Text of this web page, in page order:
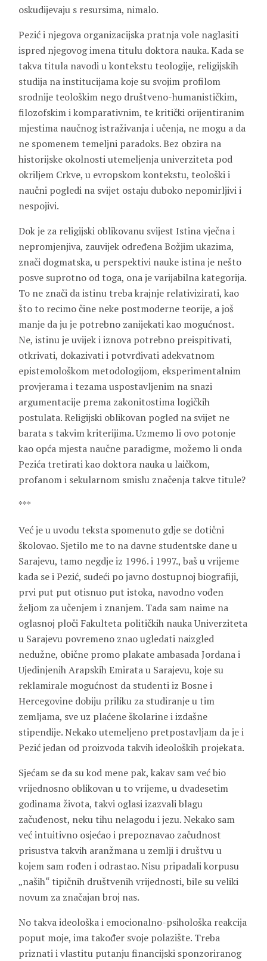
oskudijevaju s resursima, nimalo.
Pezić i njegova organizacijska pratnja vole naglasiti
ispred njegovog imena titulu doktora nauka. Kada se
takva titula navodi u kontekstu teologije, religijskih
studija na institucijama koje su svojim profilom
srodnije teološkim nego društveno-humanističkim,
filozofskim i komparativnim, te kritički orijentiranim
mjestima naučnog istraživanja i učenja, ne mogu a da
ne spomenem temeljni paradoks. Bez obzira na
historijske okolnosti utemeljenja univerziteta pod
okriljem Crkve, u evropskom kontekstu, teološki i
naučni pogledi na svijet ostaju duboko nepomirljivi i
nespojivi.
Dok je za religijski oblikovanu svijest Istina vječna i
nepromjenjiva, zauvijek određena Božjim ukazima,
znači dogmatska, u perspektivi nauke istina je nešto
posve suprotno od toga, ona je varijabilna kategorija.
To ne znači da istinu treba krajnje relativizirati, kao
što to recimo čine neke postmoderne teorije, a još
manje da ju je potrebno zanijekati kao mogućnost.
Ne, istinu je uvijek i iznova potrebno preispitivati,
otkrivati, dokazivati i potvrđivati adekvatnom
epistemološkom metodologijom, eksperimentalnim
provjerama i tezama uspostavljenim na snazi
argumentacije prema zakonitostima logičkih
postulata. Religijski oblikovan pogled na svijet ne
barata s takvim kriterijima. Uzmemo li ovo potonje
kao opća mjesta naučne paradigme, možemo li onda
Pezića tretirati kao doktora nauka u laičkom,
profanom i sekularnom smislu značenja takve titule?
***
Već je u uvodu teksta spomenuto gdje se dotični
školovao. Sjetilo me to na davne studentske dane u
Sarajevu, tamo negdje iz 1996. i 1997., baš u vrijeme
kada se i Pezić, sudeći po javno dostupnoj biografiji,
prvi put put otisnuo put istoka, navodno vođen
željom za učenjem i znanjem. Tada sam naime na
oglasnoj ploči Fakulteta političkih nauka Univerziteta
u Sarajevu povremeno znao ugledati naizgled
nedužne, obične promo plakate ambasada Jordana i
Ujedinjenih Arapskih Emirata u Sarajevu, koje su
reklamirale mogućnost da studenti iz Bosne i
Hercegovine dobiju priliku za studiranje u tim
zemljama, sve uz plaćene školarine i izdašne
stipendije. Nekako utemeljeno pretpostavljam da je i
Pezić jedan od proizvoda takvih ideoloških projekata.
Sjećam se da su kod mene pak, kakav sam već bio
vrijednosno oblikovan u to vrijeme, u dvadesetim
godinama života, takvi oglasi izazvali blagu
začuđenost, neku tihu nelagodu i jezu. Nekako sam
već intuitivno osjećao i prepoznavao začudnost
prisustva takvih aranžmana u zemlji i društvu u
kojem sam rođen i odrastao. Nisu pripadali korpusu
„naših“ tipičnih društvenih vrijednosti, bile su veliki
novum za značajan broj nas.
No takva ideološka i emocionalno-psihološka reakcija
poput moje, ima također svoje polazište. Treba
priznati i vlastitu putanju financijski sponzoriranog